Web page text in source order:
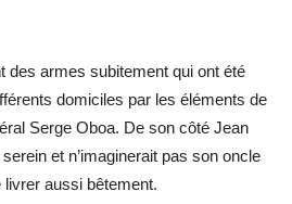
des armes subitement qui ont été
domiciles par les éléments de
Serge Oboa. De son côté Jean
et n’imaginerait pas son oncle
aussi bêtement.